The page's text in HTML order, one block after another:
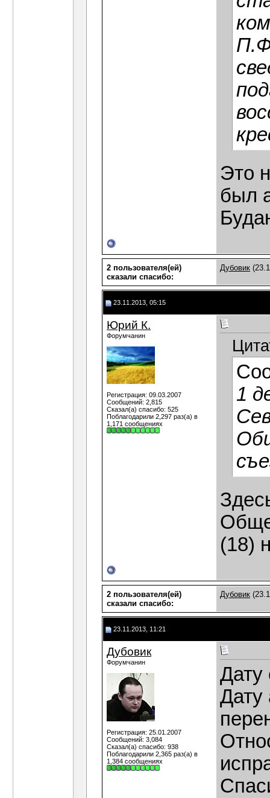
Это
был
2 пользователя(ей)
сказали cпасибо:
Дубовик
23.11.2013, 05:15
Юрий К.
Форумчанин
Регистрация: 09.03.2007
Сообщений: 2,815
Сказал(а) спасибо: 525
Поблагодарили 2,297 раз(а) в
1,171 сообщениях
1
(18)
2 пользователя(ей)
сказали cпасибо:
Дубовик
23.11.2013, 11:21
Дубовик
Форумчанин
Регистрация: 25.01.2007
Сообщений: 3,084
Сказал(а) спасибо: 938
Поблагодарили 2,365 раз(а) в
1,384 сообщениях
Дату
Дату